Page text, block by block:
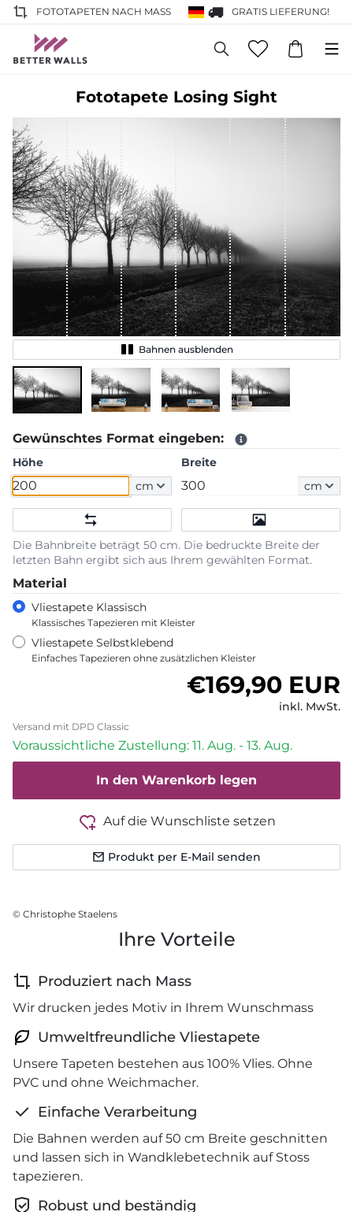
FOTOTAPETEN NACH MASS GRATIS LIEFERUNG!
Fototapete Losing Sight
Bahnen ausblenden
Gewünschtes Format eingeben:
Höhe
cm
Breite
cm
Die Bahnbreite beträgt 50 cm. Die bedruckte Breite der
letzten Bahn ergibt sich aus Ihrem gewählten Format.
Material
Vliestapete Klassisch
Klassisches Tapezieren mit Kleister
Vliestapete Selbstklebend
Einfaches Tapezieren ohne zusätzlichen Kleister
Normaler
€169,90 EUR
inkl. MwSt.
Versand mit DPD Classic
Voraussichtliche Zustellung: 11. Aug. - 13. Aug.
In den Warenkorb legen
Auf die Wunschliste setzen
Produkt per E-Mail senden
© Christophe Staelens
Ihre Vorteile
Produziert nach Mass
Wir drucken jedes Motiv in Ihrem Wunschmass
Umweltfreundliche Vliestapete
Unsere Tapeten bestehen aus 100% Vlies. Ohne
PVC und ohne Weichmacher.
Einfache Verarbeitung
Die Bahnen werden auf 50 cm Breite geschnitten
und lassen sich in Wandklebetechnik auf Stoss
tapezieren.
Robust und beständig